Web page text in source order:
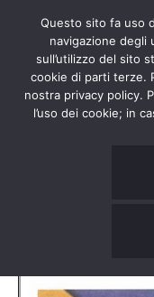
Questo sito fa uso
navigazione degli
sull’utilizzo del sito
cookie di parti terze.
nostra privacy policy.
l’uso dei cookie; in